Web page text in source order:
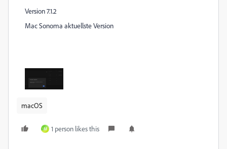
Version 7.1.2
Mac Sonoma aktuellste Version
macOS
M 1 person likes this